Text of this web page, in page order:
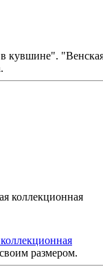
кувшине".
размером.